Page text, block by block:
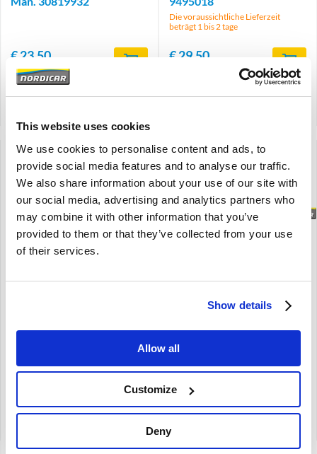
This website uses cookies
We use cookies to personalise content and ads, to
provide social media features and to analyse our traffic.
We also share information about your use of our site with
our social media, advertising and analytics partners who
may combine it with other information that you’ve
provided to them or that they’ve collected from your use
of their services.
Show details
Allow all
Customize
Deny
€23,50
19,42Exkl. MwSt
Die voraussichtliche Lieferzeit
beträgt 1 bis 2 tage
€29,50
Brand
M41
Artikelnummer: 669267
Austauschartikel----
M41
Artikelnummer: 671480